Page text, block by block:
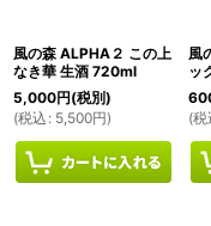
風の森 ALPHA２ この上
なき華 生酒 720ml
5,000円(税別)
(税込 : 5,500円)
風
ッ
(税